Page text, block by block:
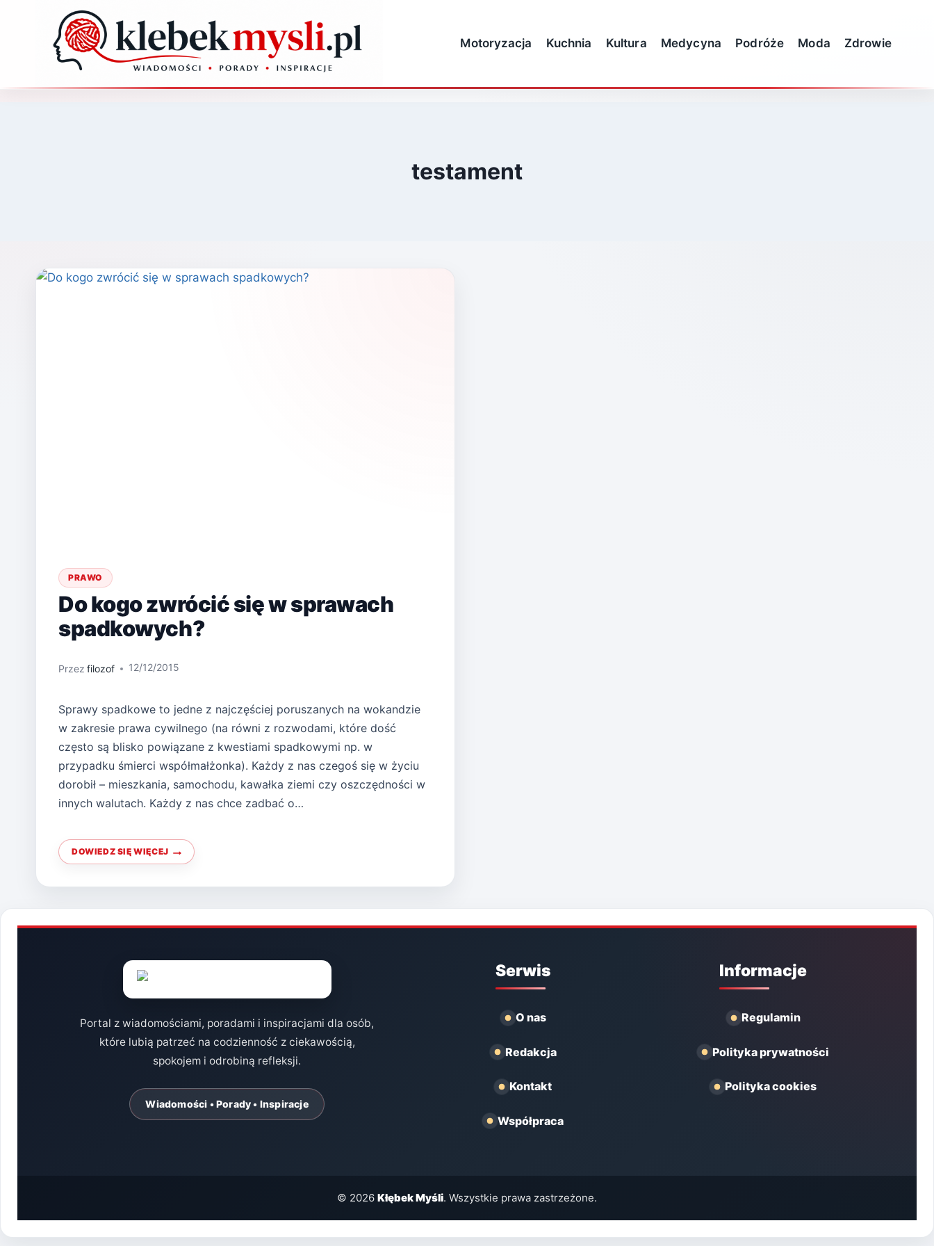
Motoryzacja Kuchnia Kultura Medycyna Podróże Moda Zdrowie
testament
PRAWO
Do kogo zwrócić się w sprawach
spadkowych?
Przez filozof 12/12/2015
Sprawy spadkowe to jedne z najczęściej poruszanych na wokandzie
w zakresie prawa cywilnego (na równi z rozwodami, które dość
często są blisko powiązane z kwestiami spadkowymi np. w
przypadku śmierci współmałżonka). Każdy z nas czegoś się w życiu
dorobił – mieszkania, samochodu, kawałka ziemi czy oszczędności w
innych walutach. Każdy z nas chce zadbać o…
DOWIEDZ SIĘ WIĘCEJ
DO
KOGO
W
Portal z wiadomościami, poradami i inspiracjami dla osób,
które lubią patrzeć na codzienność z ciekawością,
spokojem i odrobiną refleksji.
Wiadomości • Porady • Inspiracje
Serwis
O nas
Redakcja
Kontakt
Współpraca
Informacje
Regulamin
Polityka prywatności
Polityka cookies
© 2026 Kłębek Myśli. Wszystkie prawa zastrzeżone.